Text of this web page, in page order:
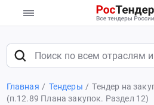
Главная Тендеры
Тендер на
(п.12.89 Плана закупок. Раздел 12)